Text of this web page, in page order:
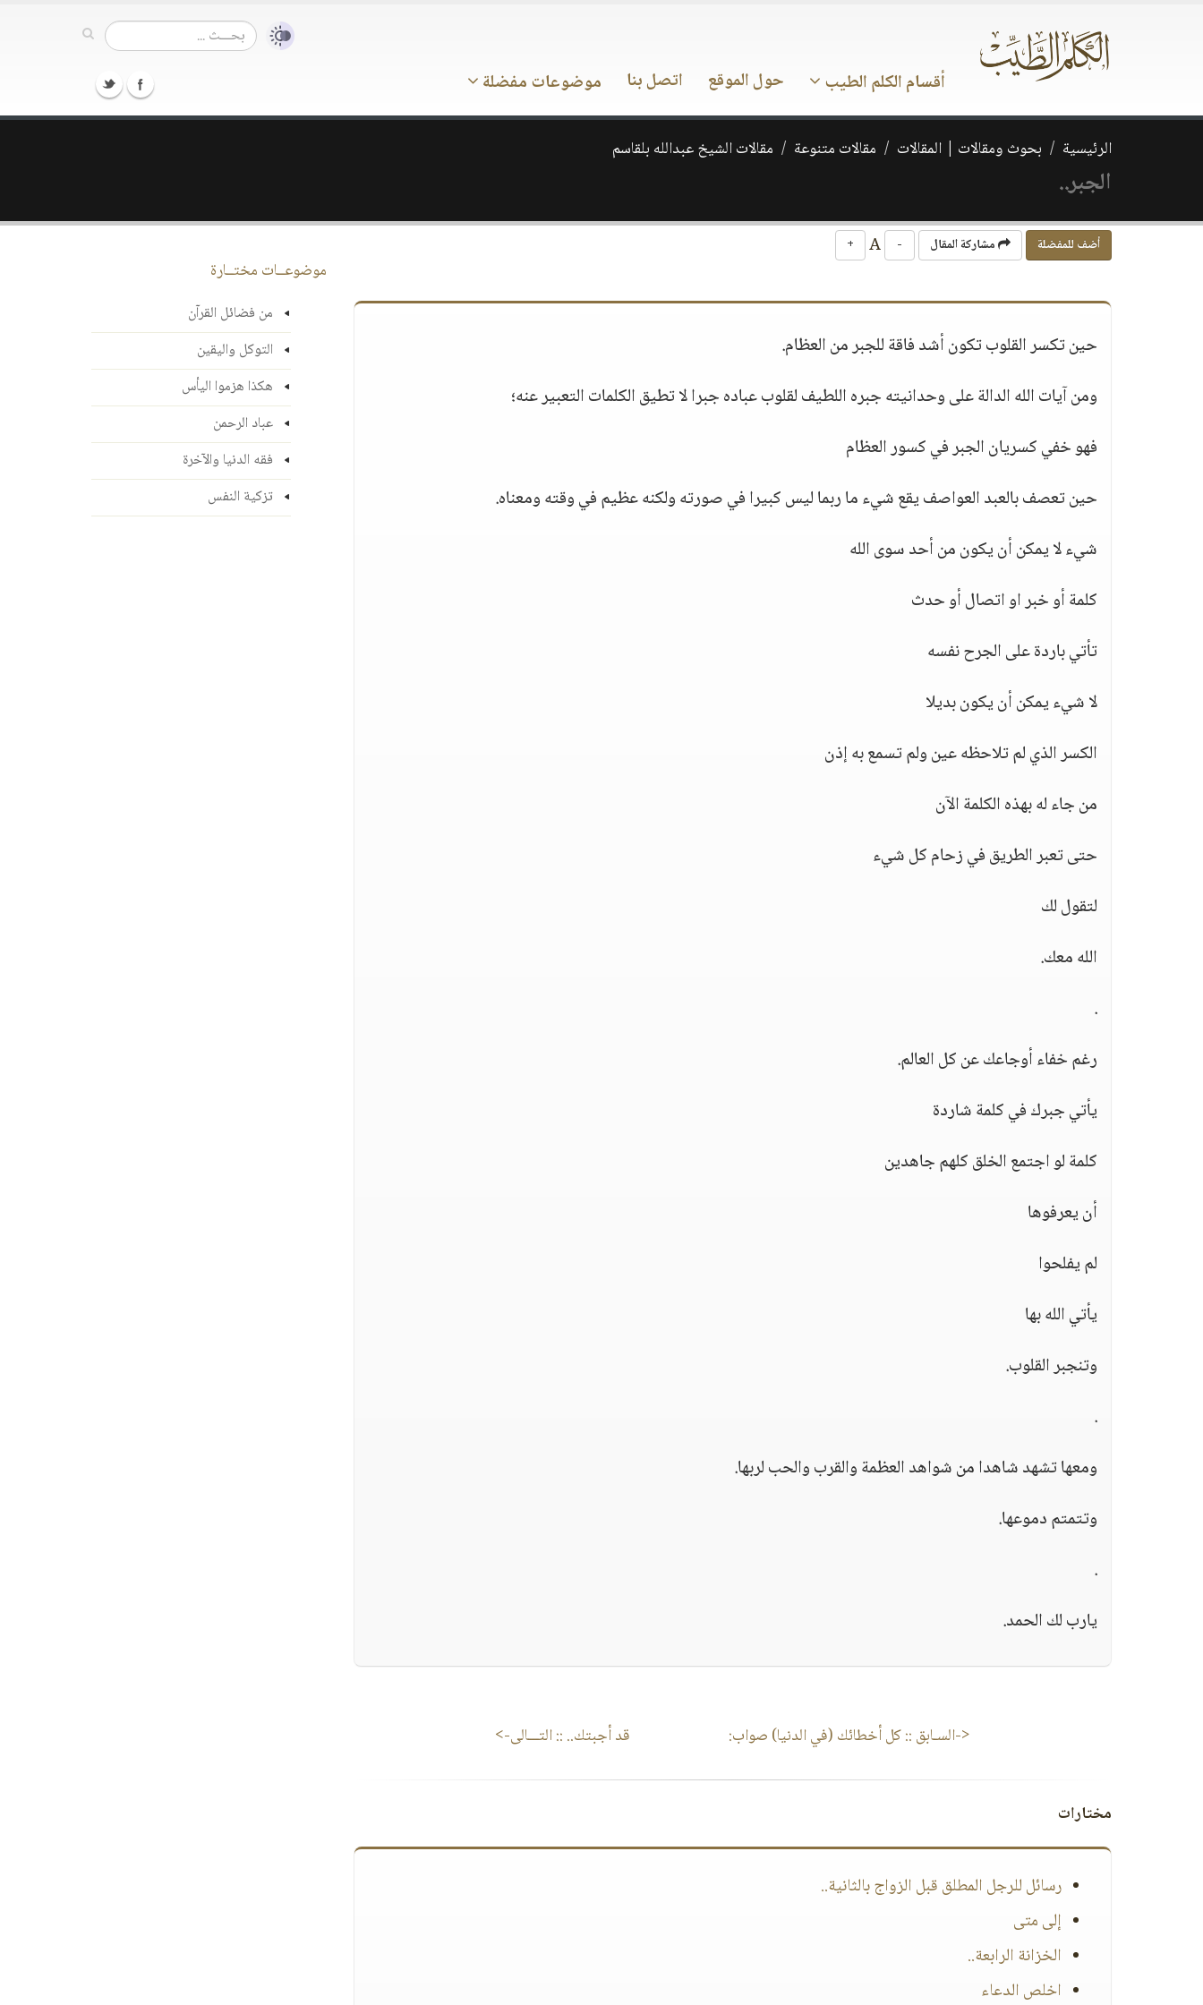
أقسام الكلم الطيب حول الموقع اتصل بنا موضوعات مفضلة
الرئيسية بحوث ومقالات | المقالات مقالات متنوعة مقالات الشيخ عبدالله بلقاسم
الجبر..
أضف للمفضلة مشاركة المقال -
+
حين تكسر القلوب تكون أشد فاقة للجبر من العظام.
ومن آيات الله الدالة على وحدانيته جبره اللطيف لقلوب عباده جبرا لا تطيق الكلمات التعبير عنه؛
فهو خفي كسريان الجبر في كسور العظام
حين تعصف بالعبد العواصف يقع شيء ما ربما ليس كبيرا في صورته ولكنه عظيم في وقته ومعناه.
شيء لا يمكن أن يكون من أحد سوى الله
كلمة أو خبر او اتصال أو حدث
تأتي باردة على الجرح نفسه
لا شيء يمكن أن يكون بديلا
الكسر الذي لم تلاحظه عين ولم تسمع به إذن
من جاء له بهذه الكلمة الآن
حتى تعبر الطريق في زحام كل شيء
لتقول لك
الله معك.
.
رغم خفاء أوجاعك عن كل العالم.
يأتي جبرك في كلمة شاردة
كلمة لو اجتمع الخلق كلهم جاهدين
أن يعرفوها
لم يفلحوا
يأتي الله بها
وتنجبر القلوب.
.
ومعها تشهد شاهدا من شواهد العظمة والقرب والحب لربها.
وتتمتم دموعها.
.
يارب لك الحمد.
<-السـابق ::كل أخطائك (في الدنيا) صواب: قد أجبتك.. :: التـــالى->
مختارات
رسائل للرجل المطلق قبل الزواج بالثانية..
إلى متى
الخزانة الرابعة..
اخلص الدعاء
موضوعــات مختــارة
من فضائل القرآن
التوكل واليقين
هكذا هزموا اليأس
عباد الرحمن
فقه الدنيا والآخرة
تزكية النفس